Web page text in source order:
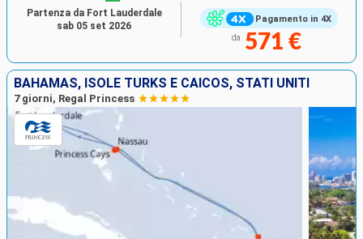
Pagamento in 4X
da 571 €
Partenza da Fort Lauderdale
sab 05 set 2026
BAHAMAS, ISOLE TURKS E CAICOS, STATI UNITI
7 giorni, Regal Princess